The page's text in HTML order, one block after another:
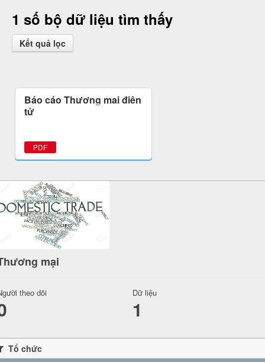
1 số bộ dữ liệu tìm thấy
Kết quả lọc
Báo cáo Thương mại điện
tử
PDF
mại
theo dõi Dữ liệu
1
Tổ chức